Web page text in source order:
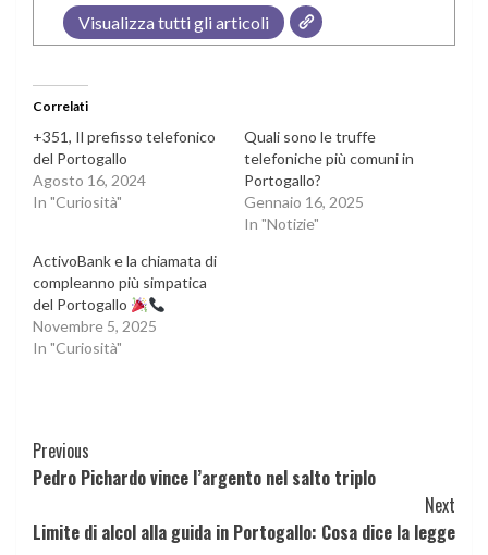
Visualizza tutti gli articoli
Correlati
+351, Il prefisso telefonico
del Portogallo
Agosto 16, 2024
In "Curiosità"
Quali sono le truffe
telefoniche più comuni in
Portogallo?
Gennaio 16, 2025
In "Notizie"
ActivoBank e la chiamata di
compleanno più simpatica
del Portogallo
Novembre 5, 2025
In "Curiosità"
Continue
Reading
Previous
Pedro Pichardo vince l’argento nel salto triplo
Next
Limite di alcol alla guida in Portogallo: Cosa dice la legge